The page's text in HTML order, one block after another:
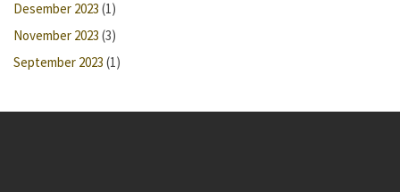
Desember 2023 (1)
November 2023 (3)
September 2023 (1)